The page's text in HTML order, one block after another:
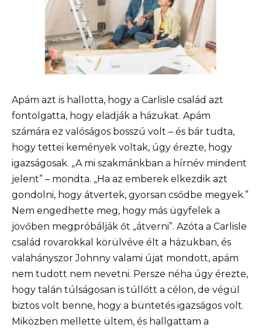
Apám azt is hallotta, hogy a Carlisle család azt
fontolgatta, hogy eladják a házukat. Apám
számára ez valóságos bosszú volt – és bár tudta,
hogy tettei kemények voltak, úgy érezte, hogy
igazságosak. „A mi szakmánkban a hírnév mindent
jelent” – mondta. „Ha az emberek elkezdik azt
gondolni, hogy átvertek, gyorsan csődbe megyek.”
Nem engedhette meg, hogy más ügyfelek a
jövőben megpróbálják őt „átverni”. Azóta a Carlisle
család rovarokkal körülvéve élt a házukban, és
valahányszor Johnny valami újat mondott, apám
nem tudott nem nevetni. Persze néha úgy érezte,
hogy talán túlságosan is túllőtt a célon, de végül
biztos volt benne, hogy a büntetés igazságos volt.
Miközben mellette ültem, és hallgattam a